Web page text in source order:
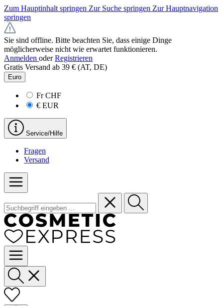
Zum Hauptinhalt springen Zur Suche springen Zur Hauptnavigation
springen
Sie sind offline. Bitte beachten Sie, dass einige Dinge
möglicherweise nicht wie erwartet funktionieren.
Anmelden oder Registrieren
Gratis Versand ab 39 € (AT, DE)
Euro
FrCHF
€ EUR
Service/Hilfe
Fragen
Versand